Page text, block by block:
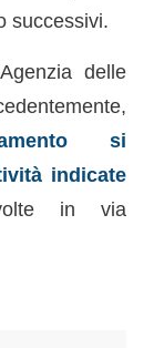
successivi.
delle
si
indicate
in via